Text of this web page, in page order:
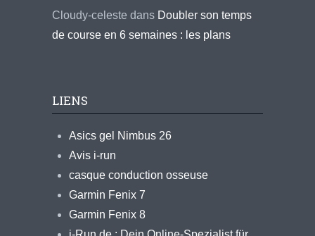
Cloudy-celeste dans Doubler son temps
de course en 6 semaines : les plans
LIENS
Asics gel Nimbus 26
Avis i-run
casque conduction osseuse
Garmin Fenix 7
Garmin Fenix 8